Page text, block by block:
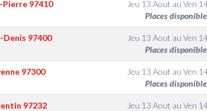
Pierre 97410 Jeu 13 Aout auVen
Places
Denis 97400 Jeu 13 Aout auVen
Places
97300 Jeu 13 Aout auVen
Places
97232 Jeu 13 Aout auVen